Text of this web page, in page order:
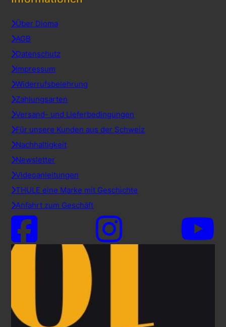
Über Dioma
AGB
Datenschutz
Impressum
Widerrufsbelehrung
Zahlungsarten
Versand- und Lieferbedingungen
Für unsere Kunden aus der Schweiz
Nachhaltigkeit
Newsletter
Videoanleitungen
THULE eine Marke mit Geschichte
Anfahrt zum Geschäft